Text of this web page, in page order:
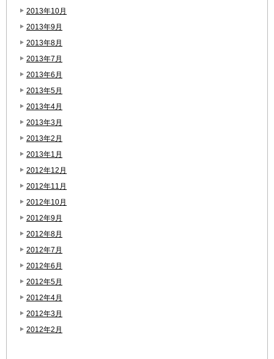
2013年10月
2013年9月
2013年8月
2013年7月
2013年6月
2013年5月
2013年4月
2013年3月
2013年2月
2013年1月
2012年12月
2012年11月
2012年10月
2012年9月
2012年8月
2012年7月
2012年6月
2012年5月
2012年4月
2012年3月
2012年2月